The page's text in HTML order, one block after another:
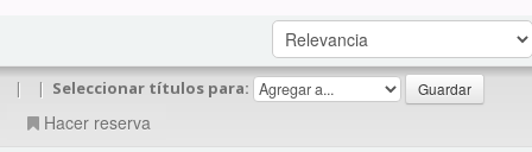
| | Seleccionar títulos para:
Hacer reserva